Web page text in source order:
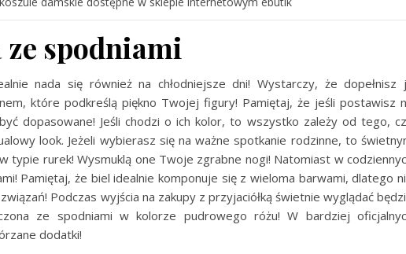
spodniami
nada się również na chłodniejsze dni! Wystarczy, że dopełnisz
które podkreślą piękno Twojej figury! Pamiętaj, że jeśli postawisz
dopasowane! Jeśli chodzi o ich kolor, to wszystko zależy od tego,
look. Jeżeli wybierasz się na ważne spotkanie rodzinne, to
typie rurek! Wysmuklą one Twoje zgrabne nogi! Natomiast w
Pamiętaj, że biel idealnie komponuje się z wieloma barwami, dlatego
Podczas wyjścia na zakupy z przyjaciółką świetnie wyglądać
ze spodniami w kolorze pudrowego różu! W bardziej
dodatki!